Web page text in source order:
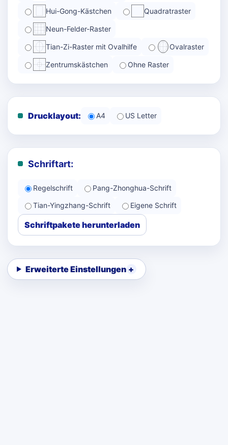
Hui-Gong-Kästchen Quadratraster
Neun-Felder-Raster
Tian-Zi-Raster mit Ovalhilfe Ovalraster
Zentrumskästchen Ohne Raster
Drucklayout: A4 US Letter
Schriftart:
Regelschrift
Pang-Zhonghua-Schrift
Tian-Yingzhang-Schrift
Eigene Schrift
Schriftpakete herunterladen
Erweiterte Einstellungen